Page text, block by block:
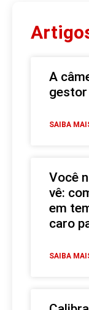
A
gestor
SAIBA
Você
vê:
em
caro
SAIBA